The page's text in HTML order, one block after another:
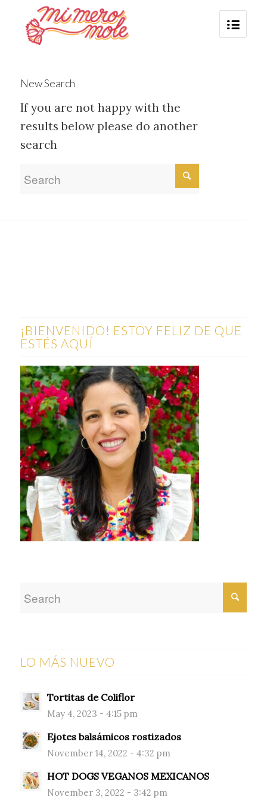
New Search
If you are not happy with the
results below please do another
search
¡BIENVENIDO! ESTOY FELIZ DE QUE
ESTÉS AQUÍ
LO MÁS NUEVO
Tortitas de Coliflor
May 4, 2023 - 4:15 pm
Ejotes balsámicos rostizados
November 14, 2022 - 4:32 pm
HOT DOGS VEGANOS MEXICANOS
November 3, 2022 - 3:42 pm